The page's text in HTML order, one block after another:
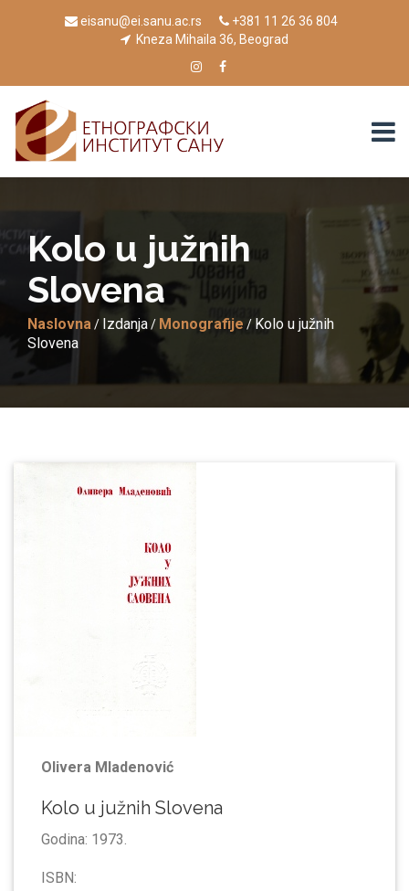
eisanu@ei.sanu.ac.rs
+381 11 26 36 804
Kneza Mihaila 36, Beograd
Kolo u južnih
Slovenа
Naslovna/ Izdanja/ Monografije / Kolo u južnih
Slovenа
Oliverа Mlаdenović
Kolo u južnih Slovenа
Godina: 1973.
ISBN: